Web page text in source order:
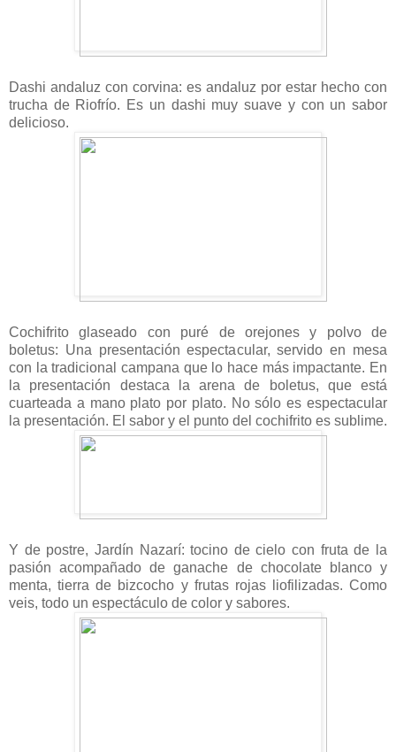
Dashi andaluz con corvina: es andaluz por estar hecho con
trucha de Riofrío. Es un dashi muy suave y con un sabor
delicioso.
Cochifrito glaseado con puré de orejones y polvo de
boletus: Una presentación espectacular, servido en mesa
con la tradicional campana que lo hace más impactante. En
la presentación destaca la arena de boletus, que está
cuarteada a mano plato por plato. No sólo es espectacular
la presentación. El sabor y el punto del cochifrito es sublime.
Y de postre, Jardín Nazarí: tocino de cielo con fruta de la
pasión acompañado de ganache de chocolate blanco y
menta, tierra de bizcocho y frutas rojas liofilizadas. Como
veis, todo un espectáculo de color y sabores.